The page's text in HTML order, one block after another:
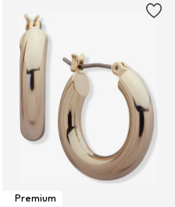
Premium